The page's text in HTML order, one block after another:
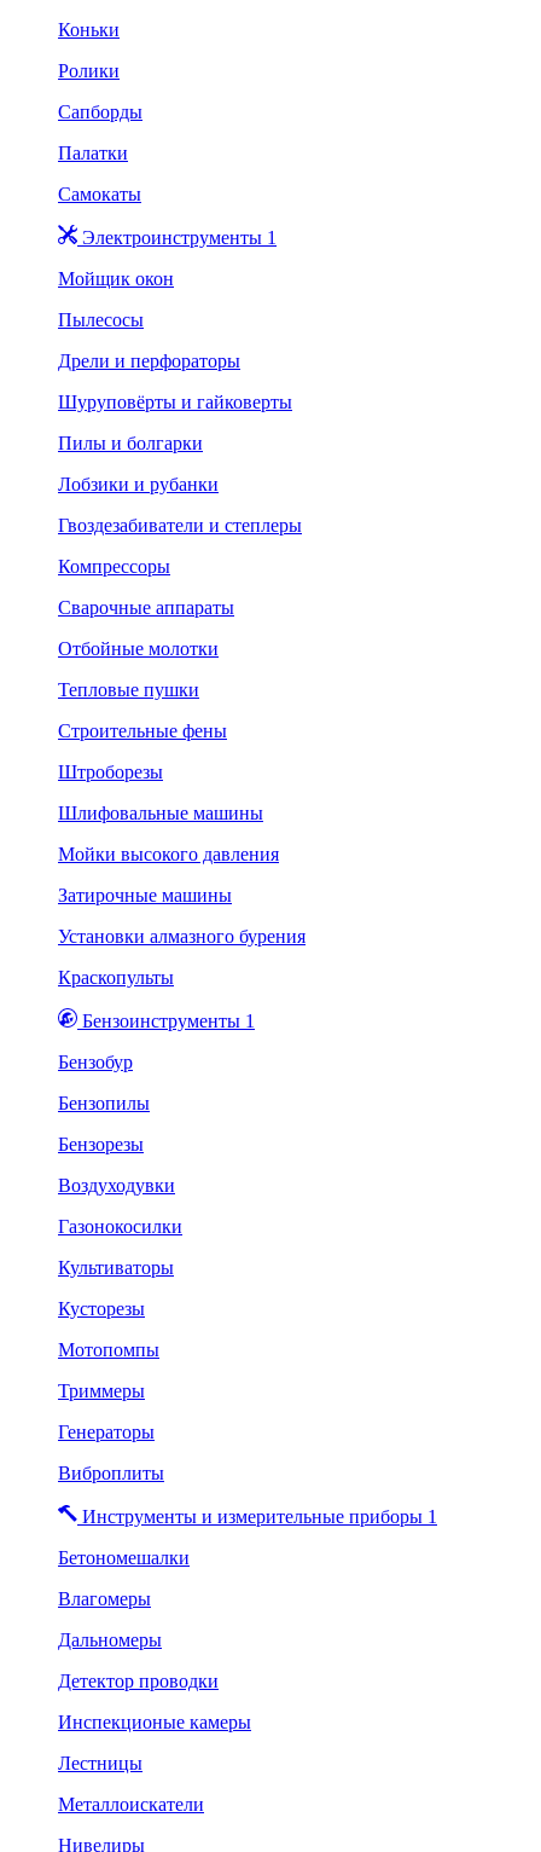
Коньки
Ролики
Сапборды
Палатки
Самокаты
Электроинструменты 1
Мойщик окон
Пылесосы
Дрели и перфораторы
Шуруповёрты и гайковерты
Пилы и болгарки
Лобзики и рубанки
Гвоздезабиватели и степлеры
Компрессоры
Сварочные аппараты
Отбойные молотки
Тепловые пушки
Строительные фены
Штроборезы
Шлифовальные машины
Мойки высокого давления
Затирочные машины
Установки алмазного бурения
Краскопульты
Бензоинструменты 1
Бензобур
Бензопилы
Бензорезы
Воздуходувки
Газонокосилки
Культиваторы
Кусторезы
Мотопомпы
Триммеры
Генераторы
Виброплиты
Инструменты и измерительные приборы 1
Бетономешалки
Влагомеры
Дальномеры
Детектор проводки
Инспекционые камеры
Лестницы
Металлоискатели
Нивелиры